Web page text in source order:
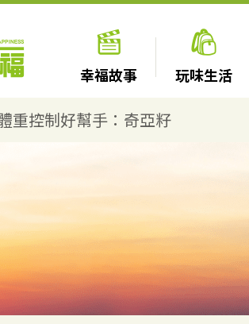
幸福故事 玩味生活
重控制好幫手：奇亞籽